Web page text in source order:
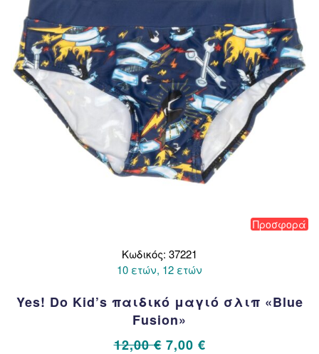
Προσφορά
Κωδικός: 37221
10 ετών, 12 ετών
Yes! Do Kid’s παιδικό μαγιό σλιπ «Blue
Fusion»
12,00€ Original
7,00 €Η